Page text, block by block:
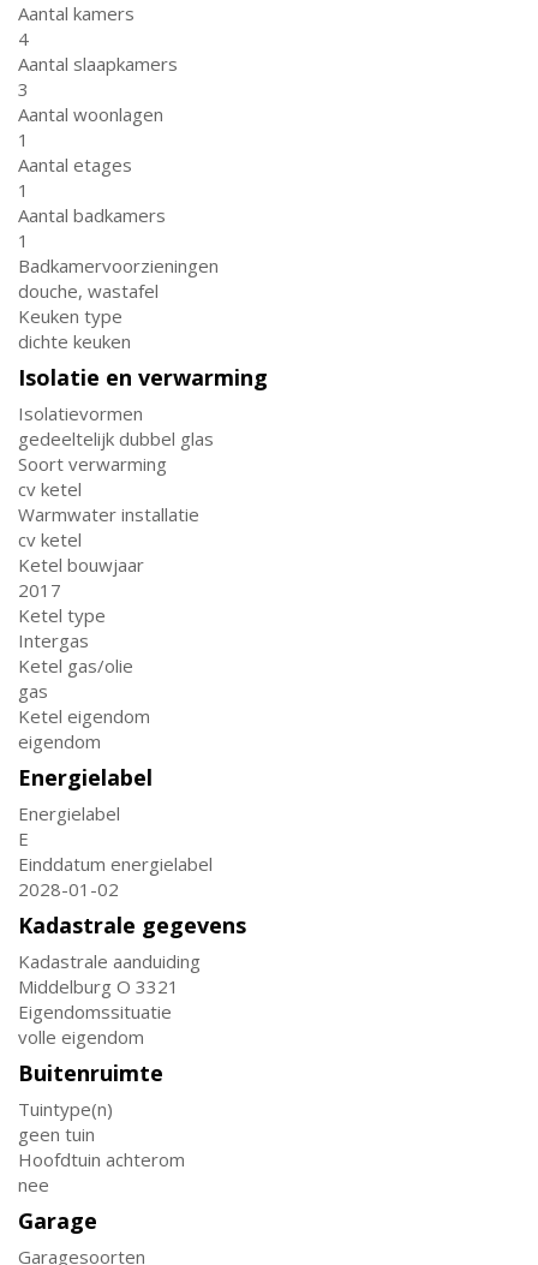
Aantal kamers
4
Aantal slaapkamers
3
Aantal woonlagen
1
Aantal etages
1
Aantal badkamers
1
Badkamervoorzieningen
douche, wastafel
Keuken type
dichte keuken
Isolatie en verwarming
Isolatievormen
gedeeltelijk dubbel glas
Soort verwarming
cv ketel
Warmwater installatie
cv ketel
Ketel bouwjaar
2017
Ketel type
Intergas
Ketel gas/olie
gas
Ketel eigendom
eigendom
Energielabel
Energielabel
E
Einddatum energielabel
2028-01-02
Kadastrale gegevens
Kadastrale aanduiding
Middelburg O 3321
Eigendomssituatie
volle eigendom
Buitenruimte
Tuintype(n)
geen tuin
Hoofdtuin achterom
nee
Garage
Garagesoorten